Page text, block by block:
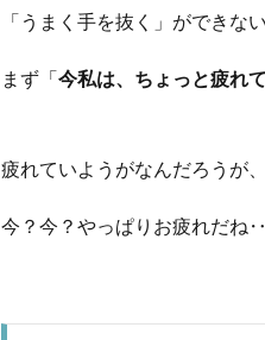
「うまく手を抜く」ができな
まず「今私は、ちょっと疲れ
疲れていようがなんだろうが、
今？今？やっぱりお疲れだね‥